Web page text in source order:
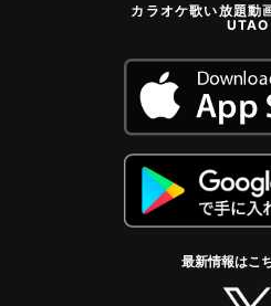
カラオケ歌い放題動
UTAO
最新情報はこ